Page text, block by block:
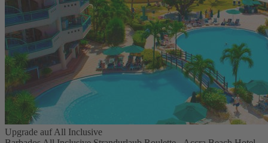
Upgrade auf All Inclusive